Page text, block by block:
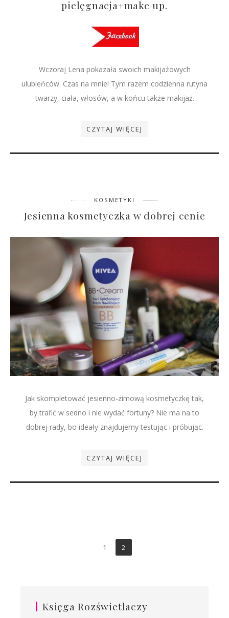
pielęgnacja+make up.
Wczoraj Lena pokazała swoich makijażowych
ulubieńców. Czas na mnie! Tym razem codzienna rutyna
twarzy, ciała, włosów, a w końcu także makijaż.
CZYTAJ WIĘCEJ
KOSMETYKI
Jesienna kosmetyczka w dobrej cenie
Jak skompletować jesienno-zimową kosmetyczkę tak,
by trafić w sedno i nie wydać fortuny? Nie ma na to
dobrej rady, bo ideały znajdujemy testując i próbując.
CZYTAJ WIĘCEJ
1 2
Księga Rozświetlaczy